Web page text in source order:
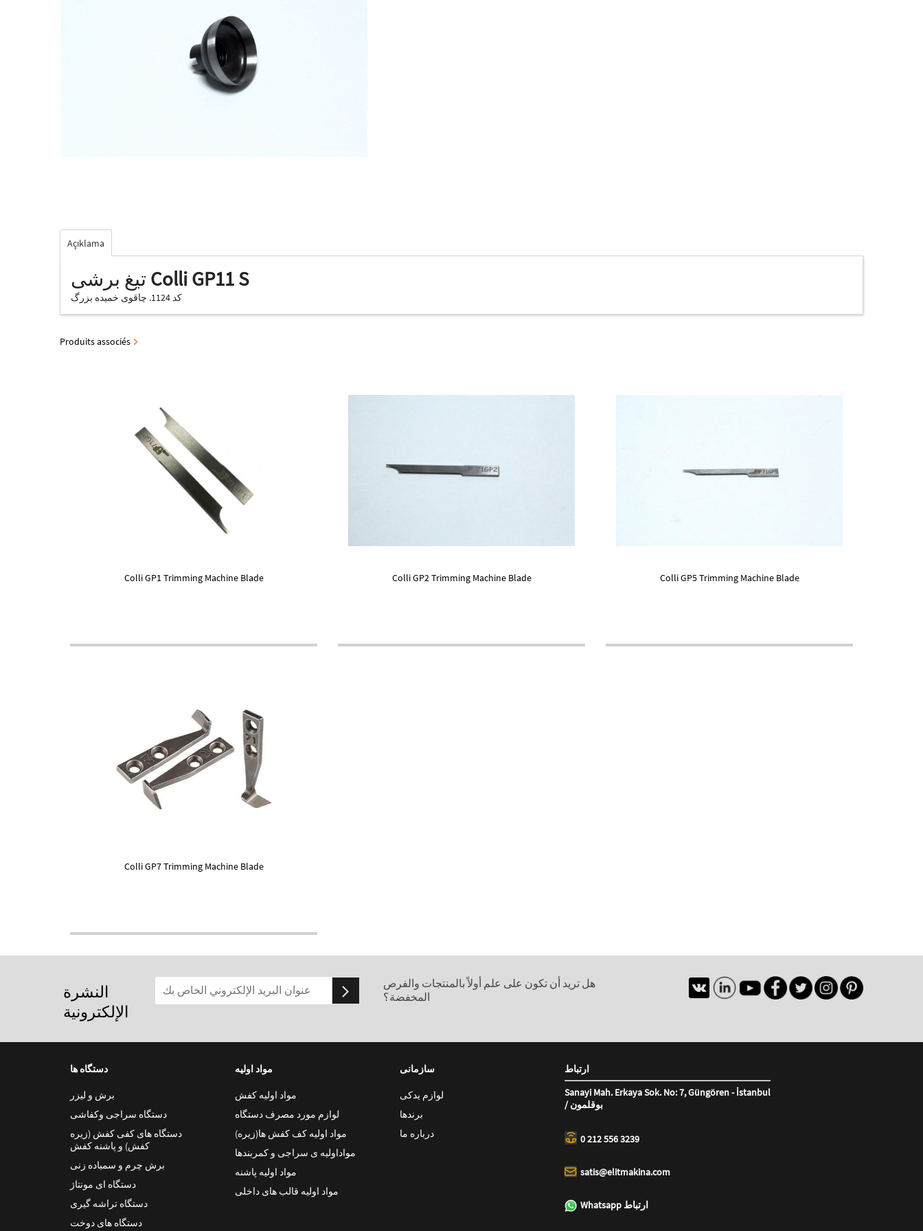
Açıklama
Colli GP11 S
کد 1124. چاقوی خمیده بزرگ
Produits associés
Colli GP1 Trimming Machine Blade Colli GP2 Trimming Machine Blade Colli GP5 Trimming Machine Blade
Colli GP7 Trimming Machine Blade
النشرة
الإلكترونية
هل تريد أن تكون على علم أولاً بالمنتجات والفرص
المخفضة؟
دستگاه ها
برش و لیزر
دستگاه سراجی وکفاشی
دستگاه های کفی کفش (زیره
کفش) و پاشنه کفش
برش چرم و سمباده زنی
دستگاه ای مونتاژ
دستگاه تراشه گیری
دستگاه های دوخت
مواد اولیه
مواد اولیه کفش
لوازم مورد مصرف دستگاه
مواد اولیه کف کفش ها(زیره)
مواداولیه ی سراجی و کمربندها
مواد اولیه پاشنه
مواد اولیه قالب های داخلی
سازمانی
لوازم یدکی
برندها
درباره ما
ارتباط
Sanayi Mah. Erkaya Sok. No: 7, Güngören - İstanbul
/ بوقلمون
0 212 556 3239
satis@elitmakina.com
Whatsapp ارتباط